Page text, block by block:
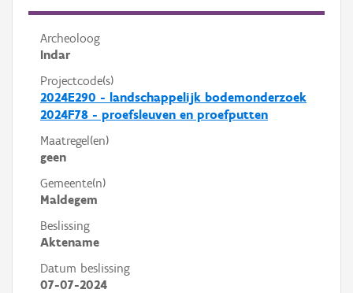
Archeoloog
Indar
Projectcode(s)
2024E290 - landschappelijk bodemonderzoek
2024F78 - proefsleuven en proefputten
Maatregel(en)
geen
Gemeente(n)
Maldegem
Beslissing
Aktename
Datum beslissing
07-07-2024